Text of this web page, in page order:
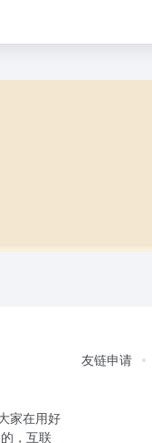
家在用好
，互联
友链申请